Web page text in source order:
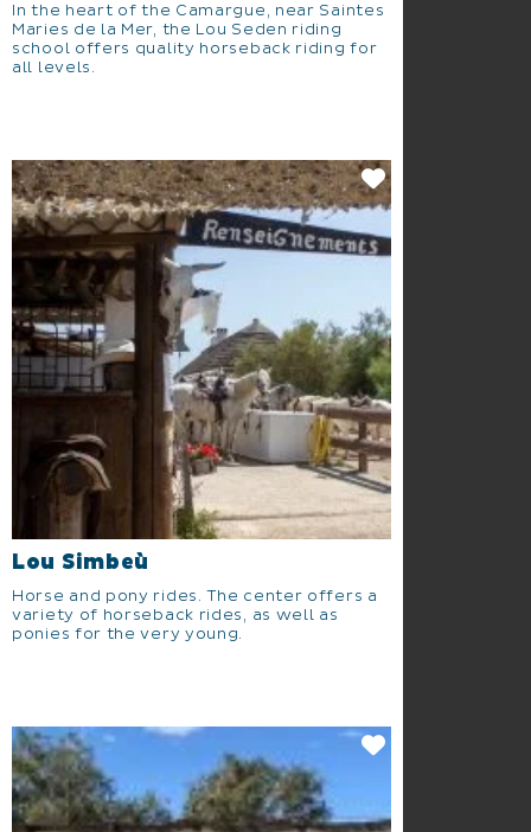
In the heart of the Camargue, near Saintes
Maries de la Mer, the Lou Seden riding
school offers quality horseback riding for
all levels.
Lou Simbeù
Horse and pony rides. The center offers a
variety of horseback rides, as well as
ponies for the very young.